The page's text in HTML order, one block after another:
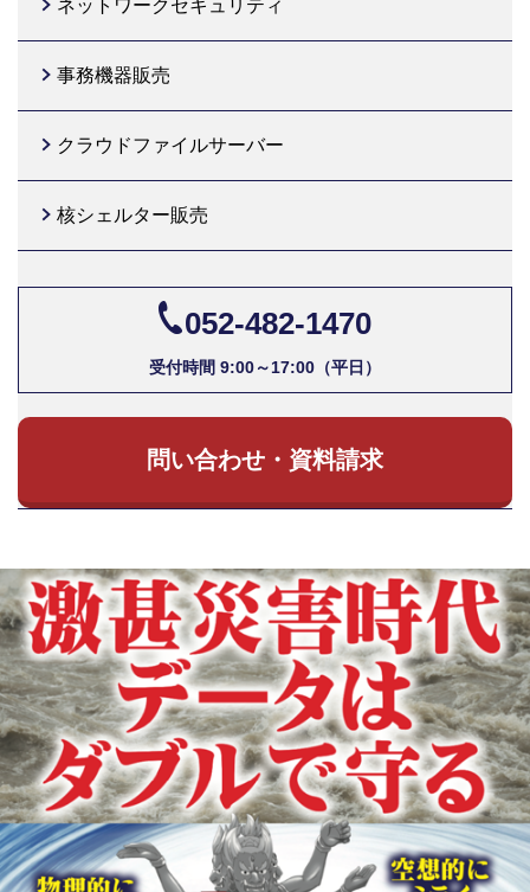
ネットワークセキュリティ
事務機器販売
クラウドファイルサーバー
核シェルター販売
052-482-1470
受付時間 9:00～17:00（平日）
問い合わせ・資料請求